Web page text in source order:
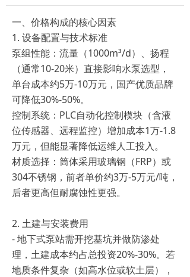
一、价格构成的核心因素
1. 设备配置与技术标准
泵组性能：流量（1000m³/d）、扬程
（通常10-20米）直接影响水泵选型，
单台成本约5万-10万元，国产优质品牌
可降低30%-50%。
控制系统：PLC自动化控制模块（含液
位传感器、远程监控）增加成本1万-1.8
万元，但能显著降低运维人工投入。
材质选择：筒体采用玻璃钢（FRP）或
304不锈钢，前者单价约3万-5万元/吨，
后者更高但耐腐蚀性更强。
2. 土建与安装费用
- 地下式泵站需开挖基坑并做防渗处
理，土建成本约占总投资20%-30%。若
地质条件复杂（如高水位或软土层），